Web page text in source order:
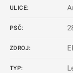
ULICE:
PSČ:
ZDROJ:
TYP: